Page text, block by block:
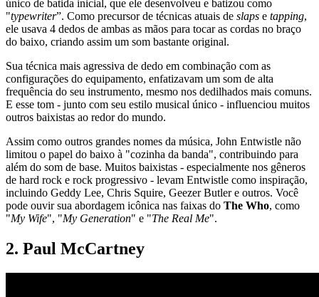
único de batida inicial, que ele desenvolveu e batizou como
"typewriter”. Como precursor de técnicas atuais de slaps e tapping,
ele usava 4 dedos de ambas as mãos para tocar as cordas no braço
do baixo, criando assim um som bastante original.
Sua técnica mais agressiva de dedo em combinação com as
configurações do equipamento, enfatizavam um som de alta
frequência do seu instrumento, mesmo nos dedilhados mais comuns.
E esse tom - junto com seu estilo musical único - influenciou muitos
outros baixistas ao redor do mundo.
Assim como outros grandes nomes da música, John Entwistle não
limitou o papel do baixo à "cozinha da banda", contribuindo para
além do som de base. Muitos baixistas - especialmente nos gêneros
de hard rock e rock progressivo - levam Entwistle como inspiração,
incluindo Geddy Lee, Chris Squire, Geezer Butler e outros. Você
pode ouvir sua abordagem icônica nas faixas do The Who, como
"My Wife", "My Generation" e "The Real Me".
2. Paul McCartney